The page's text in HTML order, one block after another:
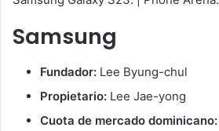
Samsung
Fundador: Lee Byung-chul
Propietario: Lee Jae-yong
Cuota de mercado dominicano: